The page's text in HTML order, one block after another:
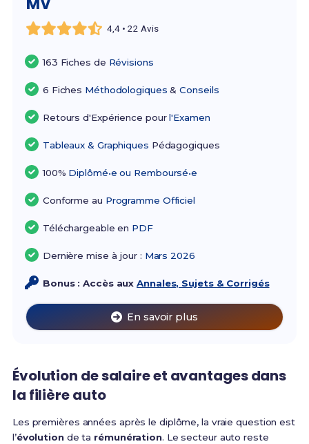
4,4 • 22 Avis
163 Fiches de Révisions
6 Fiches Méthodologiques &Conseils
Retours d'Expérience pourl'Examen
Tableaux & Graphiques Pédagogiques
100% Diplômé•e ou Remboursé•e
Conforme au Programme Officiel
Téléchargeable en PDF
Dernière mise à jour : Mars 2026
Bonus : Accès auxAnnales, Sujets & Corrigés
En savoir plus
Évolution de salaire et avantages dans
la filière auto
Les premières années après le diplôme, la vraie question est
l’évolutionde ta rémunération. Le secteur auto reste